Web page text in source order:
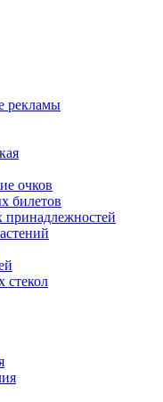
рекламы
очков
билетов
стекол